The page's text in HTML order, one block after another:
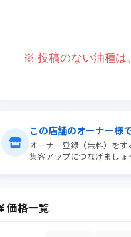
※ 投稿のない油種は
この店舗のオーナー様
オーナー登録（無料）をす
集客アップにつなげましょ
価格一覧